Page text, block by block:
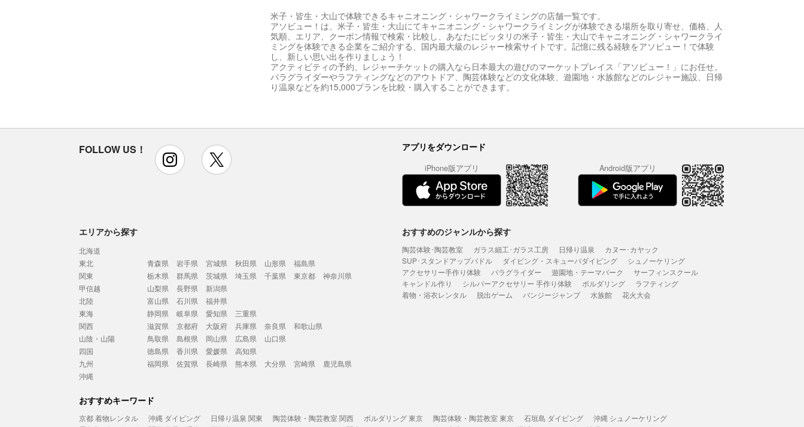
米子・皆生・大山で体験できるキャニオニング・シャワークライミングの店舗一覧です。
アソビュー！は、米子・皆生・大山にてキャニオニング・シャワークライミングが体験できる場所を取り寄せ、価格、人
気順、エリア、クーポン情報で検索・比較し、あなたにピッタリの米子・皆生・大山でキャニオニング・シャワークライ
ミングを体験できる企業をご紹介する、国内最大級のレジャー検索サイトです。記憶に残る経験をアソビュー！で体験
し、新しい思い出を作りましょう！
アクティビティの予約、レジャーチケットの購入なら日本最大の遊びのマーケットプレイス「アソビュー！」にお任せ。
パラグライダーやラフティングなどのアウトドア、陶芸体験などの文化体験、遊園地・水族館などのレジャー施設、日帰
り温泉などを約15,000プランを比較・購入することができます。
FOLLOW US！ instagram アプリをダウンロード
iPhone版アプリ Android版アプリ
エリアから探す
北海道
東北
青森県 岩手県 宮城県 秋田県 山形県
福島県
関東
栃木県 群馬県 茨城県 埼玉県 千葉県 東京都
神奈川県
甲信越
山梨県 長野県
新潟県
北陸
富山県 石川県
福井県
東海
静岡県 岐阜県 愛知県
三重県
関西
滋賀県 京都府 大阪府 兵庫県 奈良県
和歌山県
山陰・山陽
鳥取県 島根県 岡山県 広島県
山口県
四国
徳島県 香川県 愛媛県
高知県
九州
福岡県 佐賀県 長崎県 熊本県 大分県 宮崎県
鹿児島県
沖縄
おすすめのジャンルから探す
陶芸体験･陶芸教室 ガラス細工･ガラス工房 日帰り温泉
カヌー･カヤック
SUP･スタンドアップパドル
ダイビング・スキューバダイビング
シュノーケリング
アクセサリー手作り体験
パラグライダー 遊園地・テーマパーク
サーフィンスクール
キャンドル作り
シルバーアクセサリー 手作り体験 ボルダリング
ラフティング
着物・浴衣レンタル
脱出ゲーム バンジージャンプ 水族館 花火大会
おすすめキーワード
京都 着物レンタル 沖縄 ダイビング 日帰り温泉 関東 陶芸体験・陶芸教室 関西 ボルダリング 東京 陶芸体験・陶芸教室 東京 石垣島 ダイビング
沖縄 シュノーケリング